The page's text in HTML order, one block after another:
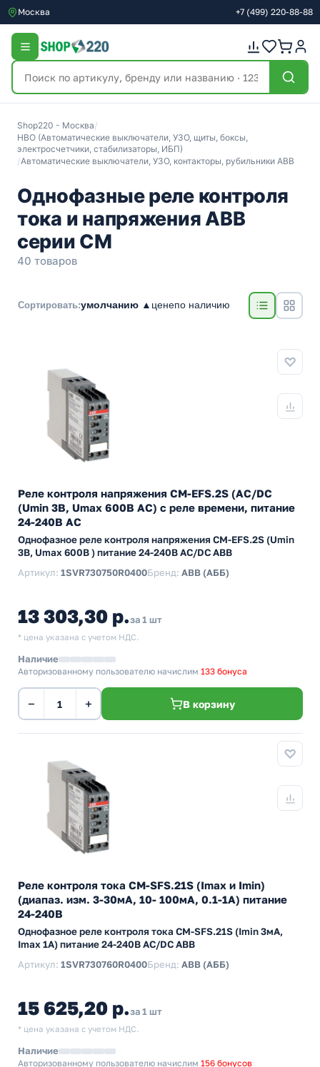
Москва +7 (499) 220-88-88
Shop220 - Москва/
НВО (Автоматические выключатели, УЗО, щиты, боксы,
электросчетчики, стабилизаторы, ИБП)
/Автоматические выключатели, УЗО, контакторы, рубильники ABB
Однофазные реле контроля
тока и напряжения ABB
серии CM
40 товаров
Сортировать:умолчанию ▲ ценепо наличию
Реле контроля напряжения CM-EFS.2S (AC/DC
(Umin 3В, Umax 600В AC) c реле времени, питание
24-240В AC
Однофазное реле контроля напряжения CM-EFS.2S (Umin
3В, Umax 600В ) питание 24-240В AC/DC ABB
Артикул: 1SVR730750R0400Бренд: ABB (АББ)
13 303,30 р.за 1 шт
* цена указана с учетом НДС.
Наличие
Авторизованному пользователю начислим 133 бонуса
− + В корзину
Реле контроля тока CM-SFS.21S (Imax и Imin)
(диапаз. изм. 3-30мА, 10- 100мА, 0.1-1А) питание
24-240В
Однофазное реле контроля тока CM-SFS.21S (Imin 3мА,
Imax 1A) питание 24-240В AC/DC ABB
Артикул: 1SVR730760R0400Бренд: ABB (АББ)
15 625,20 р.за 1 шт
* цена указана с учетом НДС.
Наличие
Авторизованному пользователю начислим 156 бонусов